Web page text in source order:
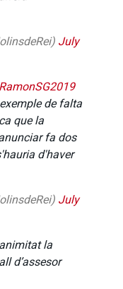
July
de falta
que la
fa dos
d'haver
July
la
d’assesor